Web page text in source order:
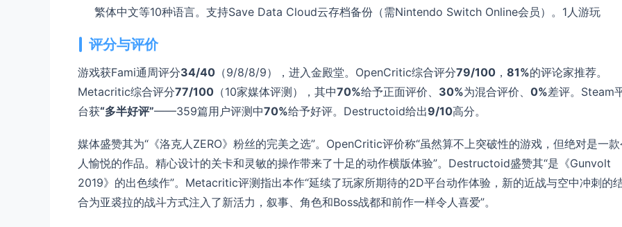
繁体中文等10种语言。支持Save Data Cloud云存档备份（需Nintendo Switch Online会员）。1人游玩
评分与评价
游戏获Fami通周评分34/40 （9/8/8/9），进入金殿堂。OpenCritic综合评分79/100 ， 81%的评论家推荐。
Metacritic综合评分77/100 （10家媒体评测），其中70%给予正面评价、 30%为混合评价、 0%差评。Steam
台获“多半好评”——359篇用户评测中70%给予好评。Destructoid给出9/10高分。
媒体盛赞其为“《洛克人ZERO》粉丝的完美之选”。OpenCritic评价称“虽然算不上突破性的游戏，但绝对是一款
人愉悦的作品。精心设计的关卡和灵敏的操作带来了十足的动作横版体验”。Destructoid盛赞其“是《Gunvolt
2019》的出色续作”。Metacritic评测指出本作“延续了玩家所期待的2D平台动作体验，新的近战与空中冲刺的
合为亚裘拉的战斗方式注入了新活力，叙事、角色和Boss战都和前作一样令人喜爱”。